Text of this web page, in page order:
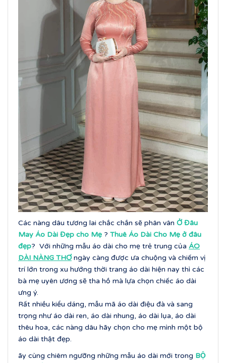
Các nàng dâu tương lai chắc chắn sẽ phân vân Ở Đâu
May Áo Dài Đẹp cho Mẹ ? Thuê Áo Dài Cho Mẹ ở đâu
đẹp? Với những mẫu áo dài cho mẹ trẻ trung của ÁO
DÀI NÀNG THƠngày càng được ưa chuộng và chiếm vị
trí lớn trong xu hướng thời trang áo dài hiện nay thì các
bà mẹ uyên ương sẽ tha hồ mà lựa chọn chiếc áo dài
ưng ý.
Rất nhiều kiểu dáng, mẫu mã áo dài điệu đà và sang
trọng như áo dài ren, áo dài nhung, áo dài lụa, áo dài
thêu hoa, các nàng dâu hãy chọn cho mẹ mình một bộ
áo dài thật đẹp.
ãy cùng chiêm ngưỡng những mẫu áo dài mới trong BỘ